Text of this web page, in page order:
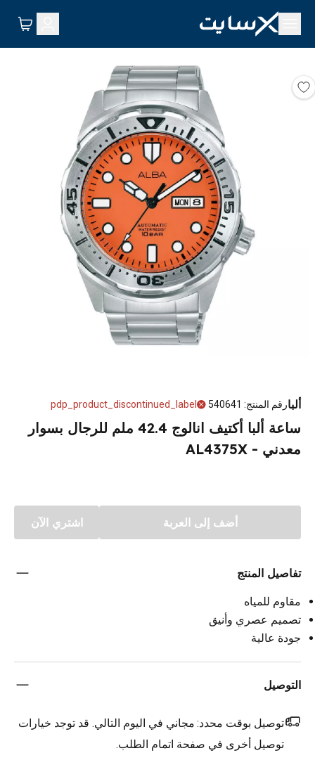
ألبارقم المنتج:
540641
pdp_product_discontinued_label
ساعة ألبا أكتيف انالوج 42.4 ملم للرجال بسوار
معدني - AL4375X
أضف إلى العربة اشتري الآن
تفاصيل المنتج
مقاوم للمياه
تصميم عصري وأنيق
جودة عالية
التوصيل
توصيل بوقت محدد: مجاني في اليوم التالي. قد توجد خيارات
توصيل أخرى في صفحة اتمام الطلب.